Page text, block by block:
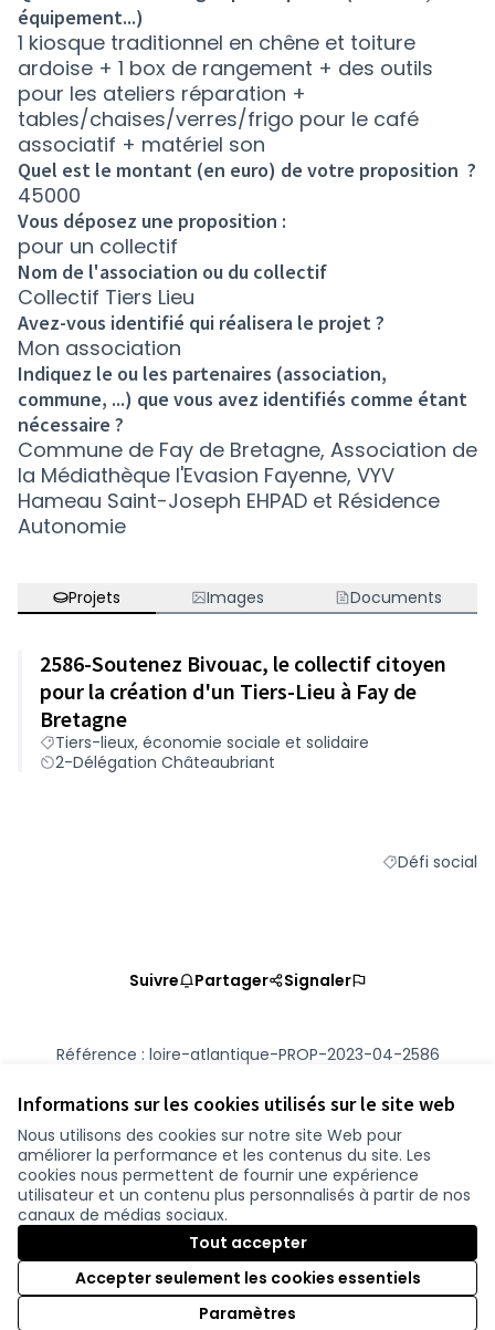
Informations sur les cookies utilisés sur le site web
Nous utilisons des cookies sur notre site Web pour
améliorer la performance et les contenus du site. Les
cookies nous permettent de fournir une expérience
utilisateur et un contenu plus personnalisés à partir de nos
canaux de médias sociaux.
Tout accepter
Accepter seulement les cookies essentiels
Paramètres
équipement...)
1 kiosque traditionnel en chêne et toiture
ardoise + 1 box de rangement + des outils
pour les ateliers réparation +
tables/chaises/verres/frigo pour le café
associatif + matériel son
Quel est le montant (en euro) de votre proposition ?
45000
Vous déposez une proposition :
pour un collectif
Nom de l'association ou du collectif
Collectif Tiers Lieu
Avez-vous identifié qui réalisera le projet ?
Mon association
Indiquez le ou les partenaires (association,
commune, ...) que vous avez identifiés comme étant
nécessaire ?
Commune de Fay de Bretagne, Association de
la Médiathèque l'Evasion Fayenne, VYV
Hameau Saint-Joseph EHPAD et Résidence
Autonomie
Projets Images Documents
2586-Soutenez Bivouac, le collectif citoyen
pour la création d'un Tiers-Lieu à Fay de
Bretagne
Tiers-lieux, économie sociale et solidaire
2-Délégation Châteaubriant
Filtrer les
Défi social
Suivre Partager Signaler
Référence : loire-atlantique-PROP-2023-04-2586
Vérifiez l'empreinte numérique
Conditions d'utilisation
Paramètres des cookies
participer.loire-atlantique.fr sur Facebook
(Nouvelle fenêtre)
participer.loire-atlantique.fr sur Instagram
(Nouvelle fenêtre)
participer.loire-atlantique.fr sur YouTube
(Nouvelle fenêtre)
Licence
(Nouvelle